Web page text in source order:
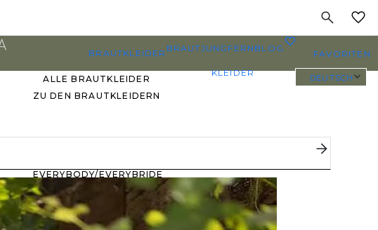
BRAUTKLEIDER
ALLE BRAUTKLEIDER
ZU DEN BRAUTKLEIDERN
PLUS SIZE
EVERYBODY/EVERYBRIDE
MEISTGEPINNTE
BRAUTJUNGFERN
KLEIDER
BLOG FAVORITEN
DEUTSCH